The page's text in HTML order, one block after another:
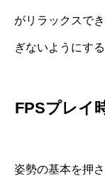
がリラックスで
ぎないようにす
FPSプレイ
姿勢の基本を押